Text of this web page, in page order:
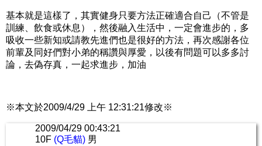
基本就是這樣了，其實健身只要方法正確適合自己（不管是
訓練、飲食或休息），然後融入生活中，一定會進步的，多
吸收一些新知或請教先進們也是很好的方法，再次感謝各位
前輩及同好們對小弟的稱讚與厚愛，以後有問題可以多多討
論，去偽存真，一起求進步，加油
※本文於2009/4/29 上午 12:31:21修改※
2009/04/29 00:43:21
10F (Q毛貓) 男